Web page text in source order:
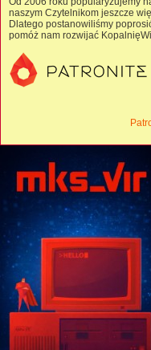
naszym Czytelnikom jeszcze
Dlatego postanowiliśmy
pomóż nam rozwijać